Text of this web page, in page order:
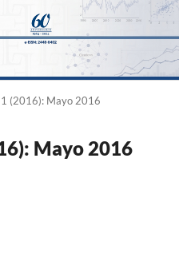
(2016): Mayo 2016
Mayo 2016